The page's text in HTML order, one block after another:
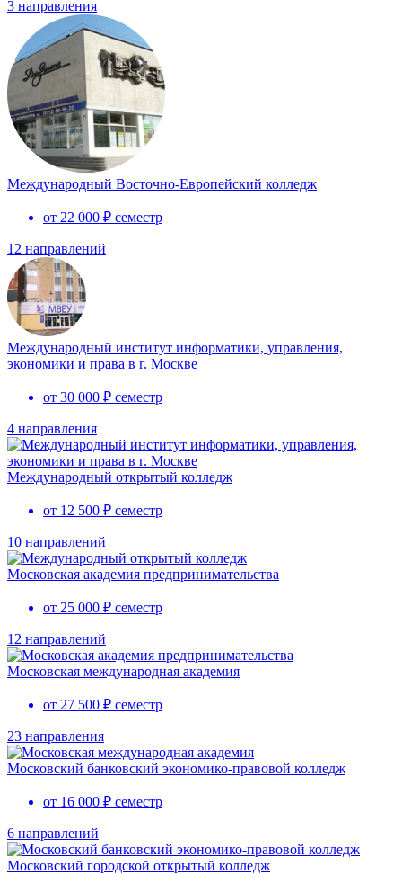
3 направления
Международный Восточно-Европейский колледж
от 22 000 ₽ семестр
12 направлений
Международный институт информатики, управления,
экономики и права в г. Москве
от 30 000 ₽ семестр
4 направления
Международный открытый колледж
от 12 500 ₽ семестр
10 направлений
Московская академия предпринимательства
от 25 000 ₽ семестр
12 направлений
Московская международная академия
от 27 500 ₽ семестр
23 направления
Московский банковский экономико-правовой колледж
от 16 000 ₽ семестр
6 направлений
Московский городской открытый колледж